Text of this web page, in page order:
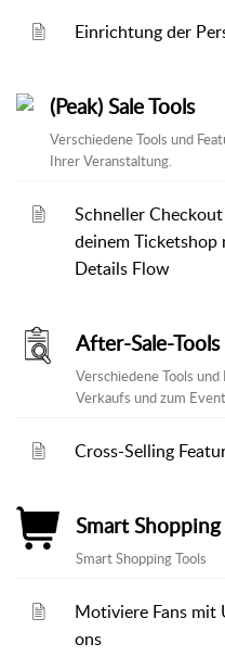
Einrichtung der
(Peak) Sale Tools
Verschiedene Tools und
Ihrer Veranstaltung.
Schneller
deinem Ticketshop
Details Flow
After-Sale-Tools
Verschiedene Tools
Verkaufs und zum
Cross-Selling
Smart Shopping
Smart Shopping Tools
Motiviere Fans mit
ons